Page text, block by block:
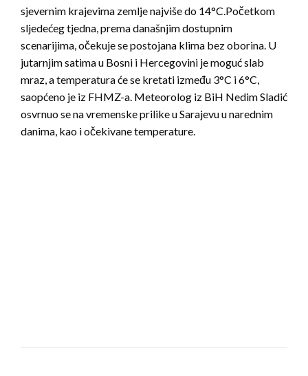
sjevernim krajevima zemlje najviše do 14°C.Početkom
sljedećeg tjedna, prema današnjim dostupnim
scenarijima, očekuje se postojana klima bez oborina. U
jutarnjim satima u Bosni i Hercegovini je moguć slab
mraz, a temperatura će se kretati između 3°C i 6°C,
saopćeno je iz FHMZ-a. Meteorolog iz BiH Nedim Sladić
osvrnuo se na vremenske prilike u Sarajevu u narednim
danima, kao i očekivane temperature.